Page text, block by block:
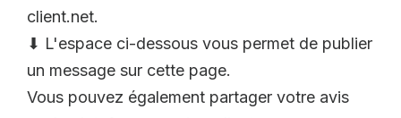
client.net.
⬇ L'espace ci-dessous vous permet de publier
un message sur cette page.
Vous pouvez également partager votre avis